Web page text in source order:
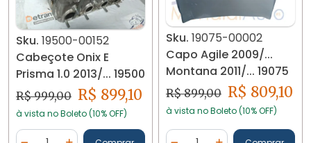
Sku. 19500-00152
Cabeçote Onix E
Prisma 1.0 2013/... 19500
R$ 999,00 R$ 899,10
à vista no Boleto (10% OFF)
Quantidade
Sku. 19075-00002
Capo Agile 2009/...
Montana 2011/... 19075
R$ 899,00 R$ 809,10
à vista no Boleto (10% OFF)
Quantidade